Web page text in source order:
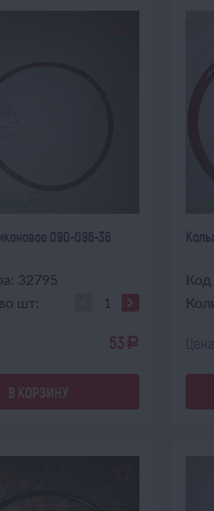
090-096-36
32795
шт:
53 a
В КОРЗИНУ
Код